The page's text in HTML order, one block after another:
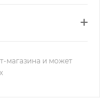
магазина и может